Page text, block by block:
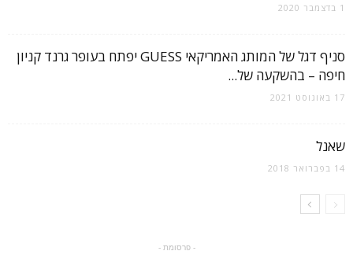
1 בדצמבר 2020
סניף דגל של המותג האמריקאי GUESS יפתח בעופר גרנד קניון
חיפה – בהשקעה של...
17 באוגוסט 2021
שאנל
14 בפברואר 2018
- פרסומת -